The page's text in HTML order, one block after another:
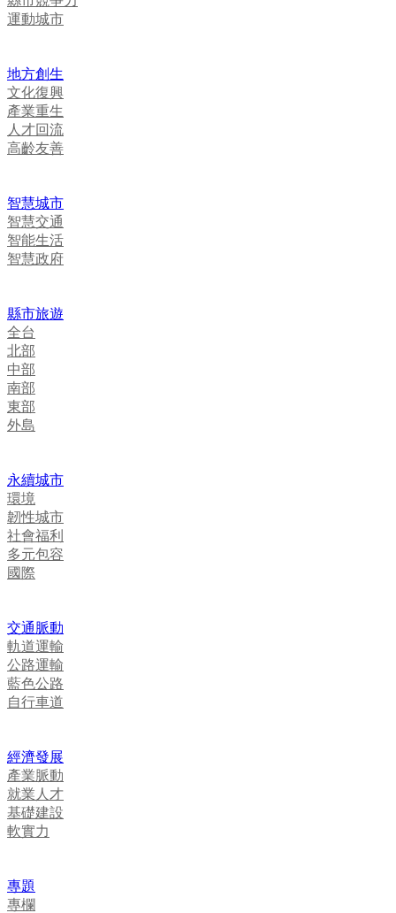
運動城市
地方創生
文化復興
產業重生
人才回流
高齡友善
智慧城市
智慧交通
智能生活
智慧政府
縣市旅遊
全台
北部
中部
南部
東部
外島
永續城市
環境
韌性城市
社會福利
多元包容
國際
交通脈動
軌道運輸
公路運輸
藍色公路
自行車道
經濟發展
產業脈動
就業人才
基礎建設
軟實力
專題
專欄